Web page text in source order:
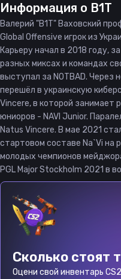
Информация о B1T
Валерий "B1T" Ваховский
Global Offensive игрок из
Карьеру начал в 2018 году,
разных миксах и командах
выступал за NOTBAD. Через
перешёл в украинскую
Vincere, в которой занимает
юниоров - NAVI Junior.
Natus Vincere. В мае 2021
стартовом составе Na`Vi на
молодых чемпионов
PGL Major Stockholm 2021 в
Сколько стоят
Оцени свой инвентарь